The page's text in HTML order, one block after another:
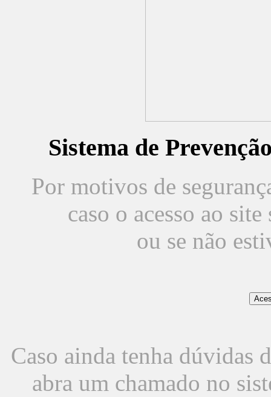
Sistema de
Por motivos de
caso o acesso ao
ou se não
Caso ainda tenha dúvidas
abra um chamado no